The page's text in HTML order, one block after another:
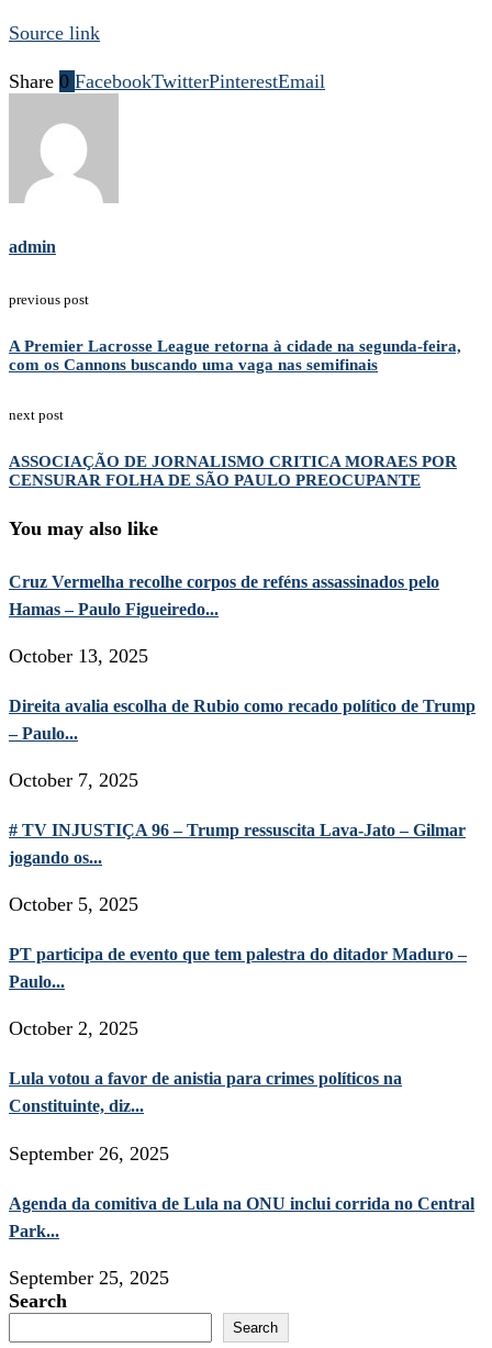
Source link
Share 0 FacebookTwitterPinterestEmail
admin
previous post
A Premier Lacrosse League retorna à cidade na segunda-feira,
com os Cannons buscando uma vaga nas semifinais
next post
ASSOCIAÇÃO DE JORNALISMO CRITICA MORAES POR
CENSURAR FOLHA DE SÃO PAULO PREOCUPANTE
You may also like
Cruz Vermelha recolhe corpos de reféns assassinados pelo
Hamas – Paulo Figueiredo...
October 13, 2025
Direita avalia escolha de Rubio como recado político de Trump
– Paulo...
October 7, 2025
# TV INJUSTIÇA 96 – Trump ressuscita Lava-Jato – Gilmar
jogando os...
October 5, 2025
PT participa de evento que tem palestra do ditador Maduro –
Paulo...
October 2, 2025
Lula votou a favor de anistia para crimes políticos na
Constituinte, diz...
September 26, 2025
Agenda da comitiva de Lula na ONU inclui corrida no Central
Park...
September 25, 2025
Search
Search